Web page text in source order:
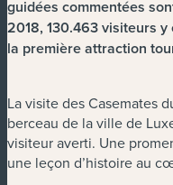
guidées commentées
2018, 130.463 visiteurs
la première attraction
La visite des Casemates
berceau de la ville de
visiteur averti. Une
une leçon d’histoire au